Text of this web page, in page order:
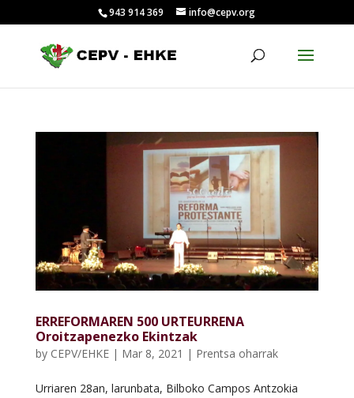
943 914 369 info@cepv.org
ERREFORMAREN 500 URTEURRENA
Oroitzapenezko Ekintzak
by CEPV/EHKE| Mar 8, 2021 | Prentsa oharrak
Urriaren 28an, larunbata, Bilboko Campos Antzokia